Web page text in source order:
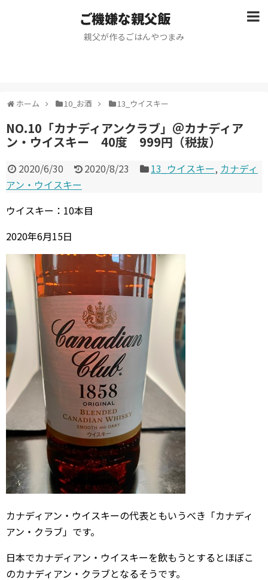
ご機嫌な親父飯
親父が作るごはんやつまみ
ホーム 10_お酒 13_ウイスキー
NO.10「カナディアンクラブ」＠カナディア
ン・ウイスキー 40度 999円（税抜）
2020/6/30 2020/8/23 13_ウイスキー, カナディ
アン・ウイスキー
ウイスキー：10本目
2020年6月15日
カナディアン・ウイスキーの代表ともいうべき「カナディ
アン・クラブ」です。
日本でカナディアン・ウイスキーを飲もうとするとほぼこ
のカナディアン・クラブとなるそうです。